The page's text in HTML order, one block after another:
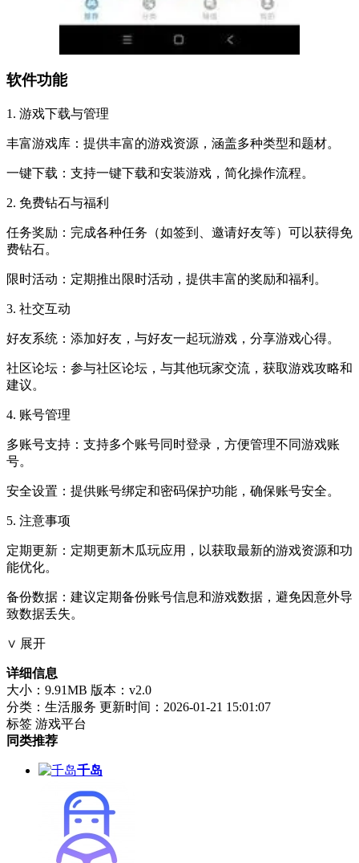
软件功能
1. 游戏下载与管理
丰富游戏库：提供丰富的游戏资源，涵盖多种类型和题材。
一键下载：支持一键下载和安装游戏，简化操作流程。
2. 免费钻石与福利
任务奖励：完成各种任务（如签到、邀请好友等）可以获得免
费钻石。
限时活动：定期推出限时活动，提供丰富的奖励和福利。
3. 社交互动
好友系统：添加好友，与好友一起玩游戏，分享游戏心得。
社区论坛：参与社区论坛，与其他玩家交流，获取游戏攻略和
建议。
4. 账号管理
多账号支持：支持多个账号同时登录，方便管理不同游戏账
号。
安全设置：提供账号绑定和密码保护功能，确保账号安全。
5. 注意事项
定期更新：定期更新木瓜玩应用，以获取最新的游戏资源和功
能优化。
备份数据：建议定期备份账号信息和游戏数据，避免因意外导
致数据丢失。
∨ 展开
详细信息
大小：9.91MB 版本：v2.0
分类：生活服务 更新时间：2026-01-21 15:01:07
标签 游戏平台
同类推荐
千岛